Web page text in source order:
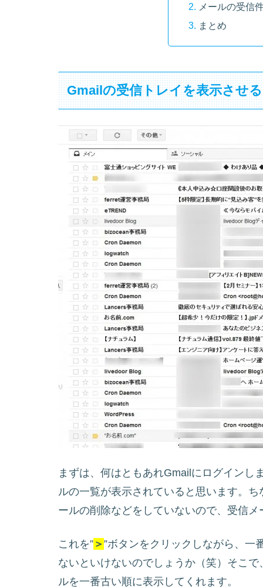
メールの受信
まとめ
Gmailの受信トレイを表示させる
まずは、何はともあれGmailにログインし
ルの一覧が表示されていると思います。
ールの削除などをしていないので、受信
これを” ＞”ボタンをクリックしながら、一
ないといけないのでしょうか（笑）そこ
ルを一番古い順に表示してくれます。